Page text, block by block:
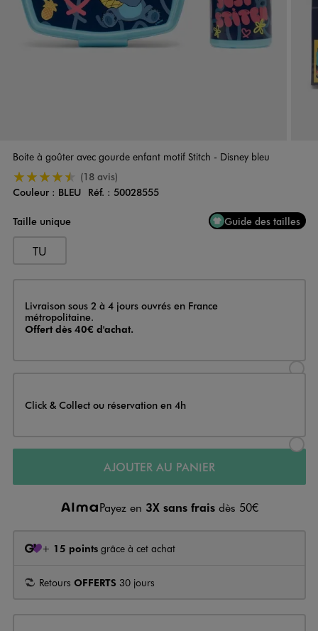
Boite à goûter avec gourde enfant motif Stitch - Disney bleu
4.5/5 de moyenne
(18 avis)
Couleur
Couleur : BLEU Réf. : 50028555
Taille unique
Guide des tailles
TU
Livraison
Livraison sous 2 à 4 jours ouvrés en France
métropolitaine.
Offert dès 40€ d'achat.
Click & Collect ou réservation en 4h
AJOUTER AU PANIER
Payez en 3X sans frais dès 50€
+ 15 points grâce à cet achat
Retours OFFERTS 30 jours